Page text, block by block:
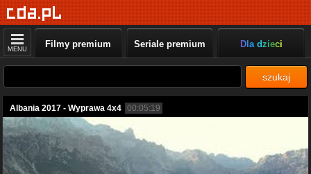
MENU Filmy premium Seriale premium Dla dzieci
szukaj
Albania 2017 - Wyprawa 4x4 00:05:19